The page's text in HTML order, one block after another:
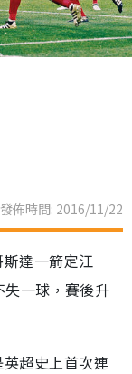
發佈時間: 2016/11/22
達一箭定江
一球，賽後升
超史上首次連